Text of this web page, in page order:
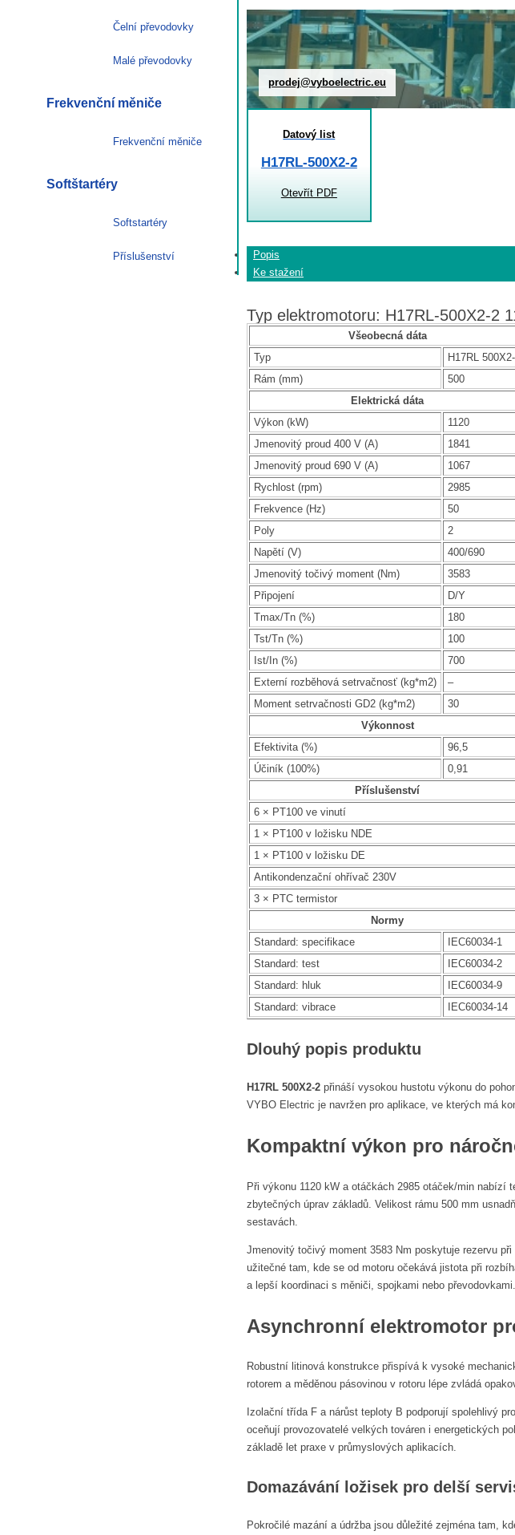
prodej@vyboelectric.eu
Datový list
H17RL-500X2-2
Otevřít PDF
Popis
Ke stažení
Typ elektromotoru: H17RL-500X2-2
Všeobecná dáta
Typ
H17RL
Rám (mm)
500
Elektrická dáta
Výkon (kW)
1120
Jmenovitý proud 400 V (A)
1841
Jmenovitý proud 690 V (A)
1067
Rychlost (rpm)
2985
Frekvence (Hz)
50
Poly
2
Napětí (V)
400/690
Jmenovitý točivý moment (Nm)
3583
Připojení
D/Y
Tmax/Tn (%)
180
Tst/Tn (%)
100
Ist/In (%)
700
Externí rozběhová setrvačnosť (kg*m2)
–
Moment setrvačnosti GD2 (kg*m2)
30
Výkonnost
Efektivita (%)
96,5
Účiník (100%)
0,91
Příslušenství
6 × PT100 ve vinutí
1 × PT100 v ložisku NDE
1 × PT100 v ložisku DE
Antikondenzační ohřívač 230V
3 × PTC termistor
Normy
Standard: specifikace
IEC60034-1
Standard: test
IEC60034-2
Standard: hluk
IEC60034-9
Standard: vibrace
IEC60034-14
Dlouhý popis produktu
H17RL 500X2-2 přináší vysokou hustotu výkonu do
VYBO Electric je navržen pro aplikace, ve kterých má
Kompaktní výkon pro
Při výkonu 1120 kW a otáčkách 2985 otáček/min nabízí
zbytečných úprav základů. Velikost rámu 500 mm
sestavách.
Jmenovitý točivý moment 3583 Nm poskytuje rezervu
užitečné tam, kde se od motoru očekává jistota při
a lepší koordinaci s měniči, spojkami nebo převodovkami.
Asynchronní elektromotor
Robustní litinová konstrukce přispívá k vysoké
rotorem a měděnou pásovinou v rotoru lépe zvládá
Izolační třída F a nárůst teploty B podporují spolehlivý
oceňují provozovatelé velkých továren i energetických
základě let praxe v průmyslových aplikacích.
Domazávání ložisek pro delší
Pokročilé mazání a údržba jsou důležité zejména tam,
Čelní převodovky
Malé převodovky
Frekvenční měniče
Frekvenční měniče
Softštartéry
Softstartéry
Příslušenství